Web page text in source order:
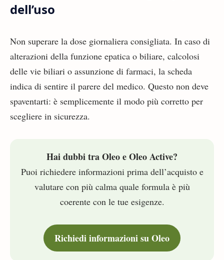
dell’uso
Non superare la dose giornaliera consigliata. In caso di
alterazioni della funzione epatica o biliare, calcolosi
delle vie biliari o assunzione di farmaci, la scheda
indica di sentire il parere del medico. Questo non deve
spaventarti: è semplicemente il modo più corretto per
scegliere in sicurezza.
Hai dubbi tra Oleo e Oleo Active?
Puoi richiedere informazioni prima dell’acquisto e
valutare con più calma quale formula è più
coerente con le tue esigenze.
Richiedi informazioni su Oleo